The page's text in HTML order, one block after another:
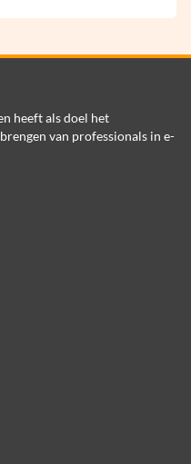
heeft als doel het
van professionals in e-